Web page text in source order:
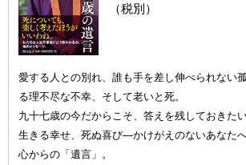
（税別）
愛する人との別れ、誰も手を差し伸べられない
る理不尽な不幸、そして老いと死。
九十七歳の今だからこそ、答えを残しておきたい
生きる幸せ、死ぬ喜び—かけがえのないあなた
心からの「遺言」。